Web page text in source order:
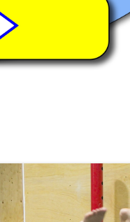
』
会金が「0円」』